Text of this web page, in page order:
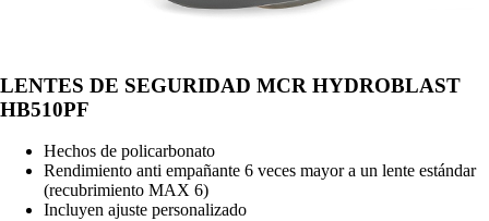
LENTES DE SEGURIDAD MCR HYDROBLAST
HB510PF
Hechos de policarbonato
Rendimiento anti empañante 6 veces mayor a un lente estándar
(recubrimiento MAX 6)
Incluyen ajuste personalizado